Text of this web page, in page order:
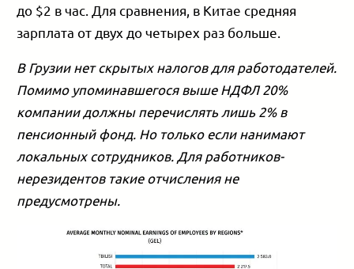
до $2 в час. Для сравнения, в Китае средняя
зарплата от двух до четырех раз больше.
В Грузии нет скрытых налогов для работодателей.
Помимо упоминавшегося выше НДФЛ 20%
компании должны перечислять лишь 2% в
пенсионный фонд. Но только если нанимают
локальных сотрудников. Для работников-
нерезидентов такие отчисления не
предусмотрены.